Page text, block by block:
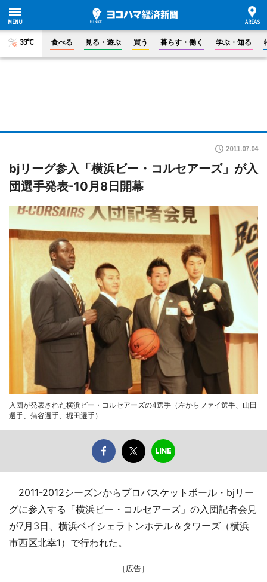
33°C 食べる 見る・遊ぶ 買う 暮らす・働く 学ぶ・知る
2011.07.04
bjリーグ参入「横浜ビー・コルセアーズ」が入
団選手発表-10月8日開幕
入団が発表された横浜ビー・コルセアーズの4選手（左からファイ選手、山田
選手、蒲谷選手、堀田選手）
2011-2012シーズンからプロバスケットボール・bjリー
グに参入する「横浜ビー・コルセアーズ」の入団記者会見
が7月3日、横浜ベイシェラトンホテル＆タワーズ（横浜
市西区北幸1）で行われた。
［広告］